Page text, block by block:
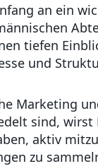
an ein
tiefen
und
Marketing
sind, wirst
aktiv
zu